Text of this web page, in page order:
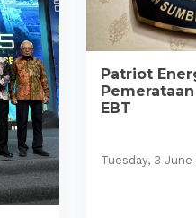
Patriot
EBT
Tuesday, 3 June